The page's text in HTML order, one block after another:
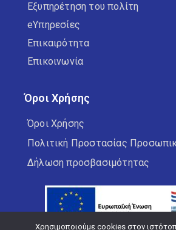
Εξωστρέφεια
ΚΑΠΗ
Καταστήματα Υγειονομικού
Κέντρο Κοινωνικής Στήριξης
Εξυπηρέτηση του πολίτη
eΥπηρεσίες
Επικαιρότητα
Επικοινωνία
Όροι Χρήσης
Όροι Χρήσης
Πολιτική Προστασίας
Δήλωση προσβασιμότητας
Χρησιμοποιούμε cookies στον